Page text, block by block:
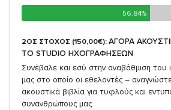
56.84%
56.84%
2ΟΣ ΣΤΟΧΟΣ (150,00€): ΑΓΟΡΑ
TO STUDIO ΗΧΟΓΡΑΦΗΣΕΩΝ
Συνέβαλε και εσύ στην αναβάθμιση του
μας στο οποίο οι εθελοντές –
ακουστικά βιβλία για τυφλούς και
συνανθρώπους μας.